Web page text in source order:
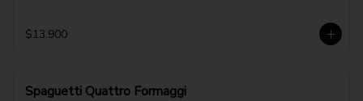
$13.900
Spaguetti Quattro Formaggi